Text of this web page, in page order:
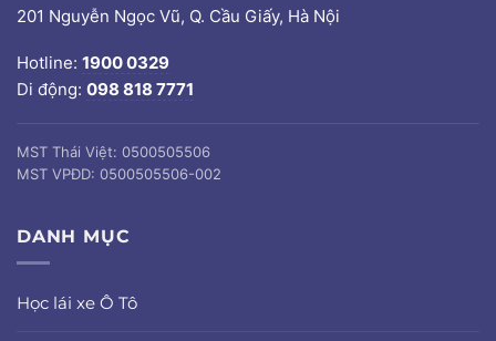
201 Nguyễn Ngọc Vũ, Q. Cầu Giấy, Hà Nội
Hotline: 1900 0329
Di động: 098 818 7771
MST Thái Việt: 0500505506
MST VPĐD: 0500505506-002
DANH MỤC
Học lái xe Ô Tô